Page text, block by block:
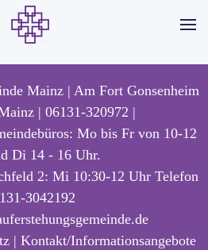
Mainz | Am Fort Gonsenheim
| 06131-320972 |
Mo bis Fr von 10-12
Di 14 - 16 Uhr.
2: Mi 10:30-12 Uhr Telefon
3042192
| Kontakt/Informationsangebote